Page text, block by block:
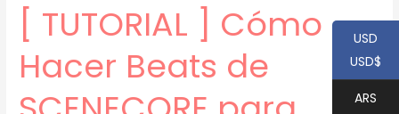
[ TUTORIAL ] Cómo
Hacer Beats de
USD
USD$
ARS